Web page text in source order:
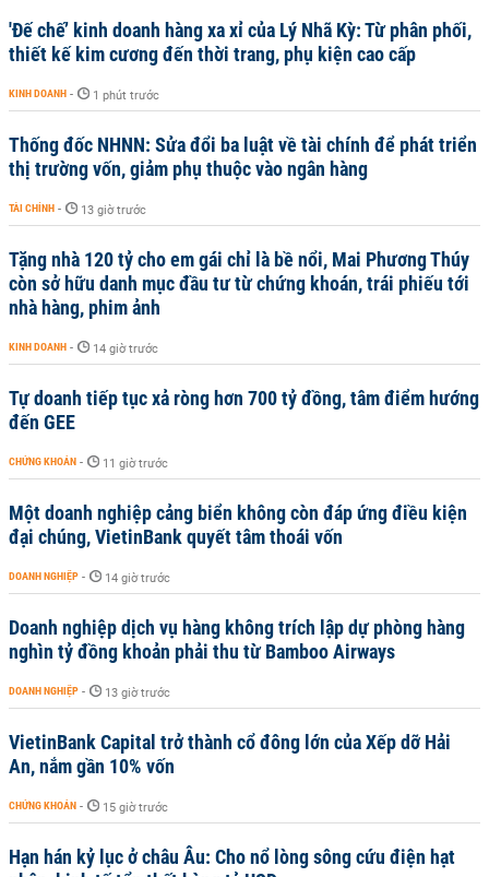
'Đế chế’ kinh doanh hàng xa xỉ của Lý Nhã Kỳ: Từ phân phối,
thiết kế kim cương đến thời trang, phụ kiện cao cấp
KINH DOANH - 1 phút trước
Thống đốc NHNN: Sửa đổi ba luật về tài chính để phát triển
thị trường vốn, giảm phụ thuộc vào ngân hàng
TÀI CHÍNH - 13 giờ trước
Tặng nhà 120 tỷ cho em gái chỉ là bề nổi, Mai Phương Thúy
còn sở hữu danh mục đầu tư từ chứng khoán, trái phiếu tới
nhà hàng, phim ảnh
KINH DOANH - 14 giờ trước
Tự doanh tiếp tục xả ròng hơn 700 tỷ đồng, tâm điểm hướng
đến GEE
CHỨNG KHOÁN - 11 giờ trước
Một doanh nghiệp cảng biển không còn đáp ứng điều kiện
đại chúng, VietinBank quyết tâm thoái vốn
DOANH NGHIỆP - 14 giờ trước
Doanh nghiệp dịch vụ hàng không trích lập dự phòng hàng
nghìn tỷ đồng khoản phải thu từ Bamboo Airways
DOANH NGHIỆP - 13 giờ trước
VietinBank Capital trở thành cổ đông lớn của Xếp dỡ Hải
An, nắm gần 10% vốn
CHỨNG KHOÁN - 15 giờ trước
Hạn hán kỷ lục ở châu Âu: Cho nổ lòng sông cứu điện hạt